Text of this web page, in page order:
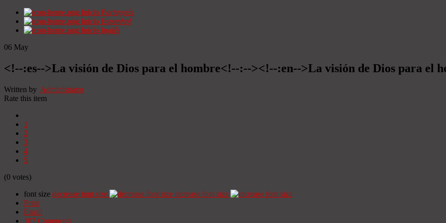
Início Portugués
Início Espanhol
Início Inglês
06 May
<!--:es-->La visión de Dios para el hombre<!--:--><!--:en-->La visión de Dios para el
Written by Administrator
Rate this item
1
2
3
4
5
(0 votes)
font size decrease font size
increase font size
Print
Email
107 Comments